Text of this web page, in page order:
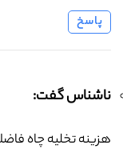
پاسخ
ناشناس گفت:
هزینه تخلیه چاه